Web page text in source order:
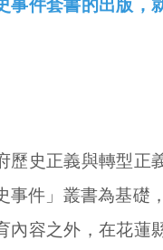
件套書的出版，就
史正義與轉型正義
事件」叢書為基礎
內容之外，在花蓮